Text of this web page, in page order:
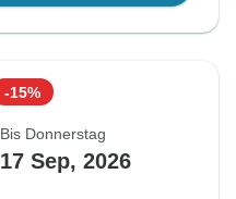
-15%
Bis Donnerstag
17 Sep, 2026